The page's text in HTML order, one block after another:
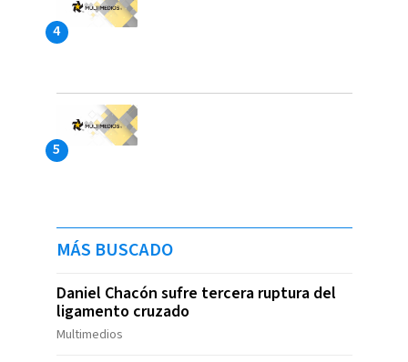
MÁS BUSCADO
Daniel Chacón sufre tercera ruptura del
ligamento cruzado
Multimedios